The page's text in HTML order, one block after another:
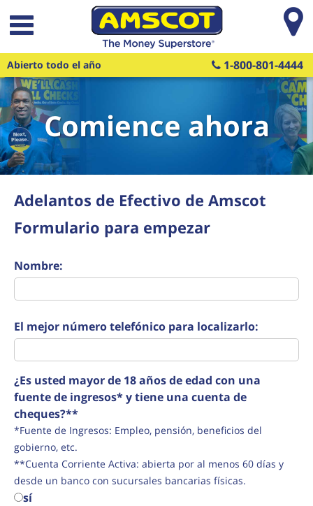
Saltar al contenido principal
Abierto todo el año 1-800-801-4444
Comience ahora
Adelantos de Efectivo de Amscot
Formulario para empezar
Nombre:
El mejor número telefónico para localizarlo:
¿Es usted mayor de 18 años de edad con una
fuente de ingresos* y tiene una cuenta de
cheques?**
*Fuente de Ingresos: Empleo, pensión, beneficios del
gobierno, etc.
**Cuenta Corriente Activa: abierta por al menos 60 días y
desde un banco con sucursales bancarias físicas.
sí